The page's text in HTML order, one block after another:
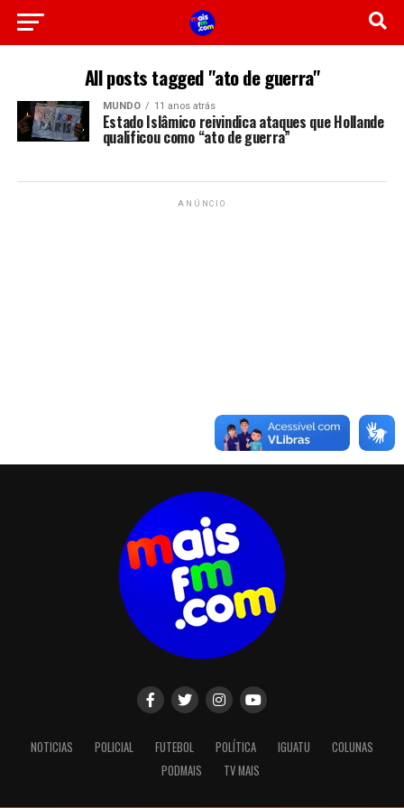
All posts tagged "ato de guerra"
MUNDO 11 anos atrás
Estado Islâmico reivindica ataques que Hollande
qualificou como “ato de guerra”
ANÚNCIO
NOTICIAS POLICIAL FUTEBOL POLÍTICA IGUATU
COLUNAS
PODMAIS
TV MAIS